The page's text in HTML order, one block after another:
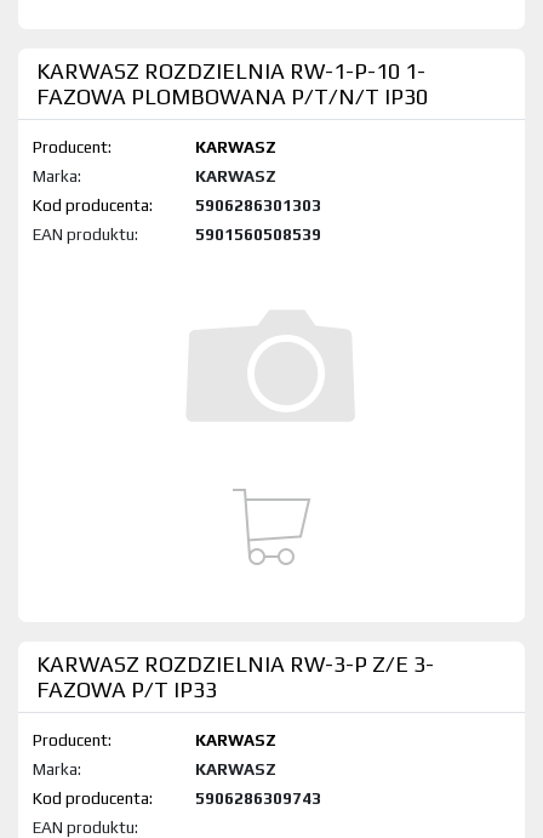
KARWASZ ROZDZIELNIA RW-1-P-10 1-
FAZOWA PLOMBOWANA P/T/N/T IP30
Producent:
KARWASZ
Marka:
KARWASZ
Kod produktu:
5906286301303
EAN produktu:
5901560508539
KARWASZ ROZDZIELNIA RW-3-P Z/E 3-
FAZOWA P/T IP33
Producent:
KARWASZ
Marka:
KARWASZ
Kod produktu:
5906286309743
EAN produktu: